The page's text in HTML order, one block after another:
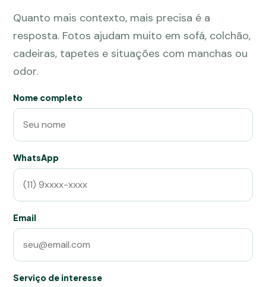
Quanto mais contexto, mais precisa é a
resposta. Fotos ajudam muito em sofá, colchão,
cadeiras, tapetes e situações com manchas ou
odor.
Nome completo
WhatsApp
Email
Serviço de interesse